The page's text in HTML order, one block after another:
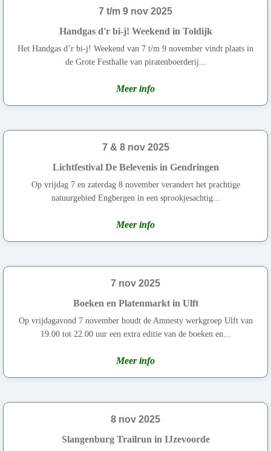
7 t/m 9 nov 2025
Handgas d'r bi-j! Weekend in Toldijk
Het Handgas d’r bi-j! Weekend van 7 t/m 9 november vindt plaats in
de Grote Festhalle van piratenboerderij...
Meer info
7 & 8 nov 2025
Lichtfestival De Belevenis in Gendringen
Op vrijdag 7 en zaterdag 8 november verandert het prachtige
natuurgebied Engbergen in een sprookjesachtig...
Meer info
7 nov 2025
Boeken en Platenmarkt in Ulft
Op vrijdagavond 7 november houdt de Amnesty werkgroep Ulft van
19.00 tot 22.00 uur een extra editie van de boeken en...
Meer info
8 nov 2025
Slangenburg Trailrun in IJzevoorde